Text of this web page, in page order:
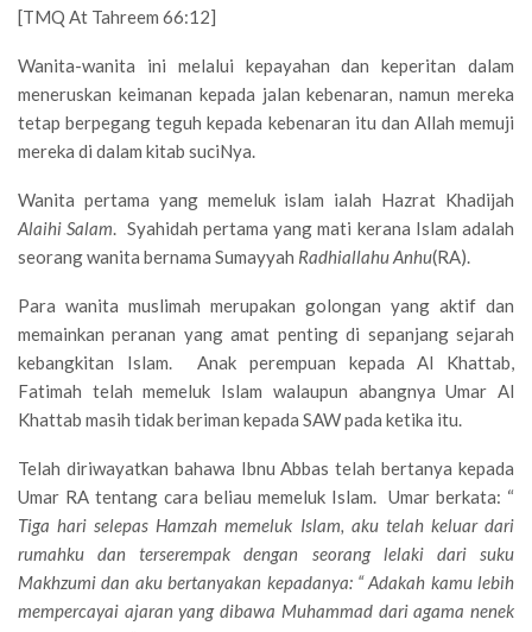
[TMQ At Tahreem 66:12]
Wanita-wanita ini melalui kepayahan dan keperitan dalam
meneruskan keimanan kepada jalan kebenaran, namun mereka
tetap berpegang teguh kepada kebenaran itu dan Allah memuji
mereka di dalam kitab suciNya.
Wanita pertama yang memeluk islam ialah Hazrat Khadijah
Alaihi Salam. Syahidah pertama yang mati kerana Islam adalah
seorang wanita bernama Sumayyah Radhiallahu Anhu(RA).
Para wanita muslimah merupakan golongan yang aktif dan
memainkan peranan yang amat penting di sepanjang sejarah
kebangkitan Islam. Anak perempuan kepada Al Khattab,
Fatimah telah memeluk Islam walaupun abangnya Umar Al
Khattab masih tidak beriman kepada SAW pada ketika itu.
Telah diriwayatkan bahawa Ibnu Abbas telah bertanya kepada
Umar RA tentang cara beliau memeluk Islam. Umar berkata: “
Tiga hari selepas Hamzah memeluk Islam, aku telah keluar dari
rumahku dan terserempak dengan seorang lelaki dari suku
Makhzumi dan aku bertanyakan kepadanya: “ Adakah kamu lebih
mempercayai ajaran yang dibawa Muhammad dari agama nenek